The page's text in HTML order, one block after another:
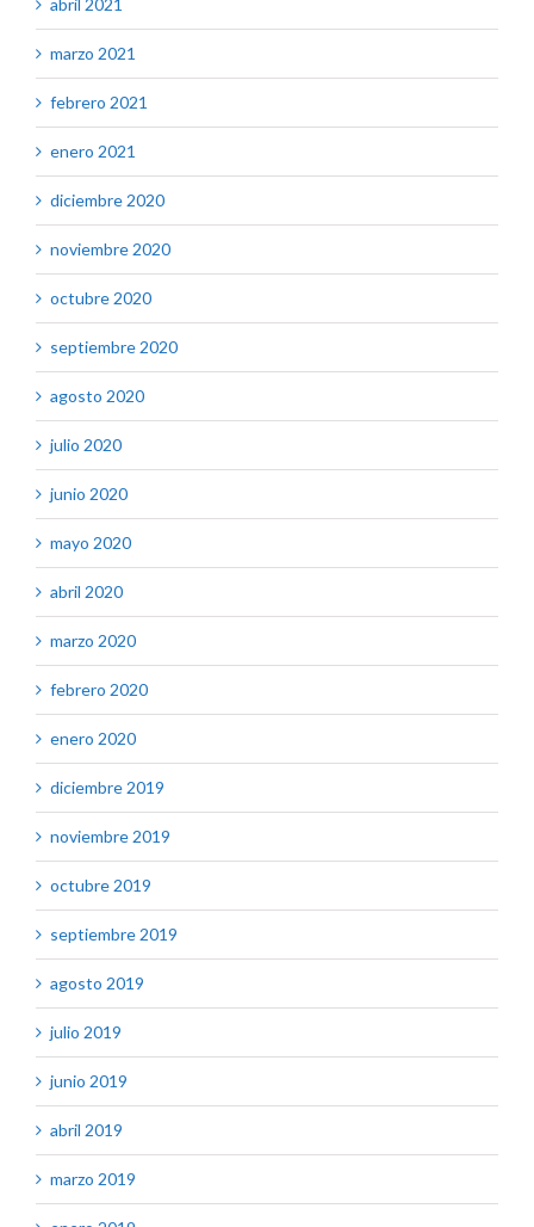
abril 2021
marzo 2021
febrero 2021
enero 2021
diciembre 2020
noviembre 2020
octubre 2020
septiembre 2020
agosto 2020
julio 2020
junio 2020
mayo 2020
abril 2020
marzo 2020
febrero 2020
enero 2020
diciembre 2019
noviembre 2019
octubre 2019
septiembre 2019
agosto 2019
julio 2019
junio 2019
abril 2019
marzo 2019